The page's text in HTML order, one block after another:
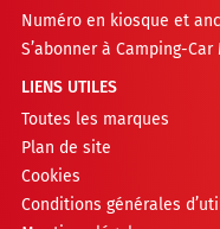
Numéro en kiosque et
S’abonner à Camping-Car
LIENS UTILES
Toutes les marques
Plan de site
Cookies
Conditions générales